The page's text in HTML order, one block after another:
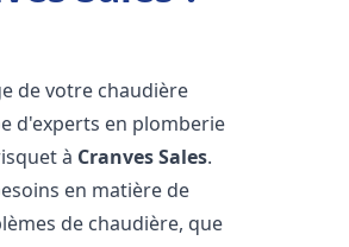
de votre chaudière
d'experts en plomberie
à Cranves Sales.
en matière de
de chaudière, que